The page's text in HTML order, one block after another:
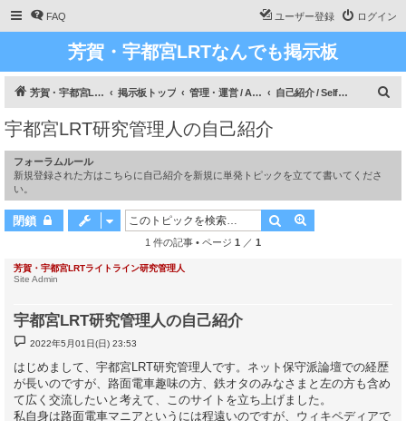
FAQ ログイン
ユーザー登録
芳賀・宇都宮LRTなんでも掲示板
芳賀・宇都宮LRT、ライトライン研究 掲示板トップ 管理・運営 / Administration 自己紹介 / Self-Introduction
宇都宮LRT研究管理人の自己紹介
フォーラムルール
新規登録された方はこちらに自己紹介を新規に単発トピックを立てて書いてくださ
い。
閉鎖 検索
1 件の記事 • ページ 1 ／ 1
芳賀・宇都宮LRTライトライン研究管理人
Site Admin
宇都宮LRT研究管理人の自己紹介
投
稿
記
事
2022年5月01日(日) 23:53
はじめまして、宇都宮LRT研究管理人です。ネット保守派論壇での経歴
が長いのですが、路面電車趣味の方、鉄オタのみなさまと左の方も含め
て広く交流したいと考えて、このサイトを立ち上げました。
私自身は路面電車マニアというには程遠いのですが、ウィキペディアで